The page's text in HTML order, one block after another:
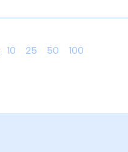
10 25 50 100